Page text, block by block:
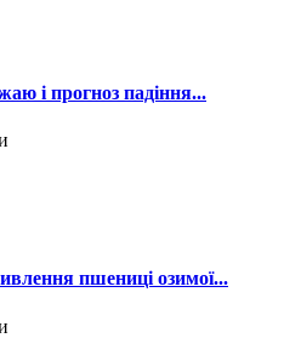
і прогноз падіння...
пшениці озимої...